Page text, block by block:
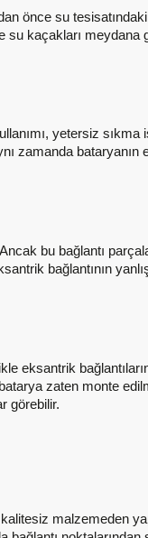
önce su
su kaçakları
yetersiz
zamanda
bu bağlantı
bağlantının yanlış
eksantrik
zaten monte
görebilir.
malzemeden